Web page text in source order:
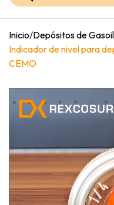
Inicio/Depósitos de Gasoil
Indicador de nivel para
CEMO